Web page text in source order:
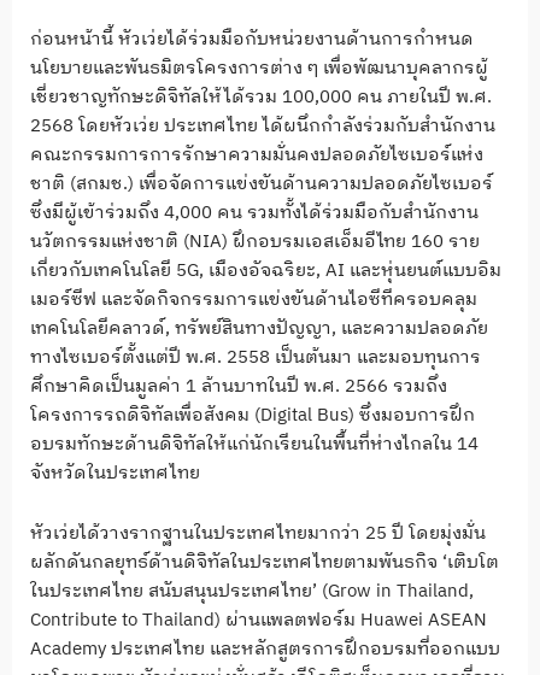
ก่อนหน้านี้ หัวเว่ยได้ร่วมมือกับหน่วยงานด้านการกำหนด
นโยบายและพันธมิตรโครงการต่าง ๆ เพื่อพัฒนาบุคลากรผู้
เชี่ยวชาญทักษะดิจิทัลให้ได้รวม 100,000 คน ภายในปี พ.ศ.
2568 โดยหัวเว่ย ประเทศไทย ได้ผนึกกำลังร่วมกับสำนักงาน
คณะกรรมการการรักษาความมั่นคงปลอดภัยไซเบอร์แห่ง
ชาติ (สกมช.) เพื่อจัดการแข่งขันด้านความปลอดภัยไซเบอร์
ซึ่งมีผู้เข้าร่วมถึง 4,000 คน รวมทั้งได้ร่วมมือกับสำนักงาน
นวัตกรรมแห่งชาติ (NIA) ฝึกอบรมเอสเอ็มอีไทย 160 ราย
เกี่ยวกับเทคโนโลยี 5G, เมืองอัจฉริยะ, AI และหุ่นยนต์แบบอิม
เมอร์ซีฟ และจัดกิจกรรมการแข่งขันด้านไอซีทีครอบคลุม
เทคโนโลยีคลาวด์, ทรัพย์สินทางปัญญา, และความปลอดภัย
ทางไซเบอร์ตั้งแต่ปี พ.ศ. 2558 เป็นต้นมา และมอบทุนการ
ศึกษาคิดเป็นมูลค่า 1 ล้านบาทในปี พ.ศ. 2566 รวมถึง
โครงการรถดิจิทัลเพื่อสังคม (Digital Bus) ซึ่งมอบการฝึก
อบรมทักษะด้านดิจิทัลให้แก่นักเรียนในพื้นที่ห่างไกลใน 14
จังหวัดในประเทศไทย
หัวเว่ยได้วางรากฐานในประเทศไทยมากว่า 25 ปี โดยมุ่งมั่น
ผลักดันกลยุทธ์ด้านดิจิทัลในประเทศไทยตามพันธกิจ ‘เติบโต
ในประเทศไทย สนับสนุนประเทศไทย’ (Grow in Thailand,
Contribute to Thailand) ผ่านแพลตฟอร์ม Huawei ASEAN
Academy ประเทศไทย และหลักสูตรการฝึกอบรมที่ออกแบบ